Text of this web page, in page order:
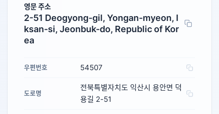
영문 주소
2-51 Deogyong-gil, Yongan-myeon, I
ksan-si, Jeonbuk-do, Republic of Kor
ea
우편번호 54507
도로명
전북특별자치도 익산시 용안면 덕
용길 2-51